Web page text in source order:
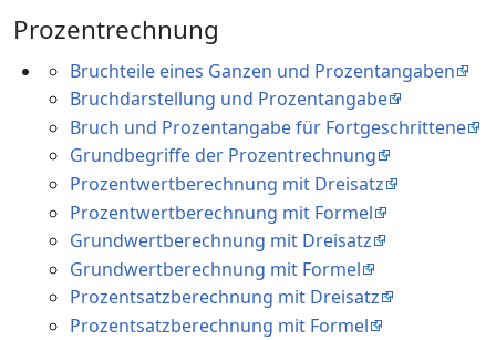
Prozentrechnung
Bruchteile eines Ganzen und Prozentangaben
Bruchdarstellung und Prozentangabe
Bruch und Prozentangabe für Fortgeschrittene
Grundbegriffe der Prozentrechnung
Prozentwertberechnung mit Dreisatz
Prozentwertberechnung mit Formel
Grundwertberechnung mit Dreisatz
Grundwertberechnung mit Formel
Prozentsatzberechnung mit Dreisatz
Prozentsatzberechnung mit Formel